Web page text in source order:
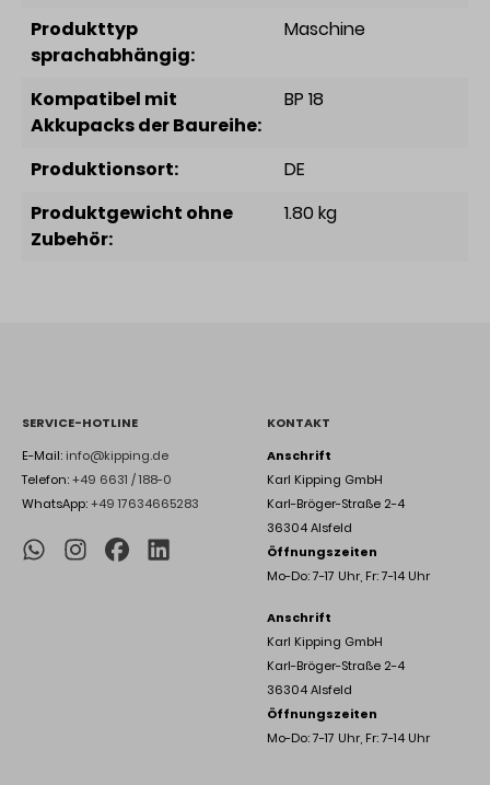
Produkttyp
sprachabhängig:
Maschine
Kompatibel mit
Akkupacks der Baureihe:
BP 18
Produktionsort:
DE
Produktgewicht ohne
Zubehör:
1.80 kg
SERVICE-HOTLINE
E-Mail:info@kipping.de
Telefon:+49 6631 / 188-0
WhatsApp:+49 17634665283
KONTAKT
Anschrift
Karl Kipping GmbH
Karl-Bröger-Straße 2-4
36304 Alsfeld
Öffnungszeiten
Mo-Do: 7-17 Uhr, Fr: 7-14 Uhr
Anschrift
Karl Kipping GmbH
Karl-Bröger-Straße 2-4
36304 Alsfeld
Öffnungszeiten
Mo-Do: 7-17 Uhr, Fr: 7-14 Uhr